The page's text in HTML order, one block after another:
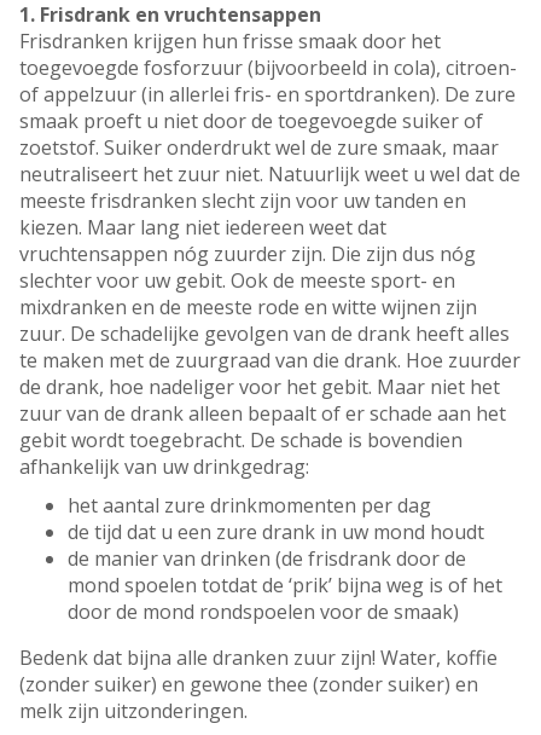
1. Frisdrank en vruchtensappen
Frisdranken krijgen hun frisse smaak door het
toegevoegde fosforzuur (bijvoorbeeld in cola), citroen-
of appelzuur (in allerlei fris- en sportdranken). De zure
smaak proeft u niet door de toegevoegde suiker of
zoetstof. Suiker onderdrukt wel de zure smaak, maar
neutraliseert het zuur niet. Natuurlijk weet u wel dat de
meeste frisdranken slecht zijn voor uw tanden en
kiezen. Maar lang niet iedereen weet dat
vruchtensappen nóg zuurder zijn. Die zijn dus nóg
slechter voor uw gebit. Ook de meeste sport- en
mixdranken en de meeste rode en witte wijnen zijn
zuur. De schadelijke gevolgen van de drank heeft alles
te maken met de zuurgraad van die drank. Hoe zuurder
de drank, hoe nadeliger voor het gebit. Maar niet het
zuur van de drank alleen bepaalt of er schade aan het
gebit wordt toegebracht. De schade is bovendien
afhankelijk van uw drinkgedrag:
het aantal zure drinkmomenten per dag
de tijd dat u een zure drank in uw mond houdt
de manier van drinken (de frisdrank door de
mond spoelen totdat de ‘prik’ bijna weg is of het
door de mond rondspoelen voor de smaak)
Bedenk dat bijna alle dranken zuur zijn! Water, koffie
(zonder suiker) en gewone thee (zonder suiker) en
melk zijn uitzonderingen.